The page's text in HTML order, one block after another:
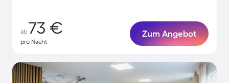
ab 73 €
pro Nacht
Zum Angebot